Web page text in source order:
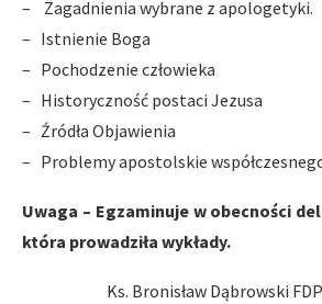
– Zagadnienia wybrane z apologetyki.
– Istnienie Boga
– Pochodzenie człowieka
– Historyczność postaci Jezusa
– Źródła Objawienia
– Problemy apostolskie
Uwaga – Egzaminuje w obecności
która prowadziła wykłady.
Ks. Bronisław Dąbrowski